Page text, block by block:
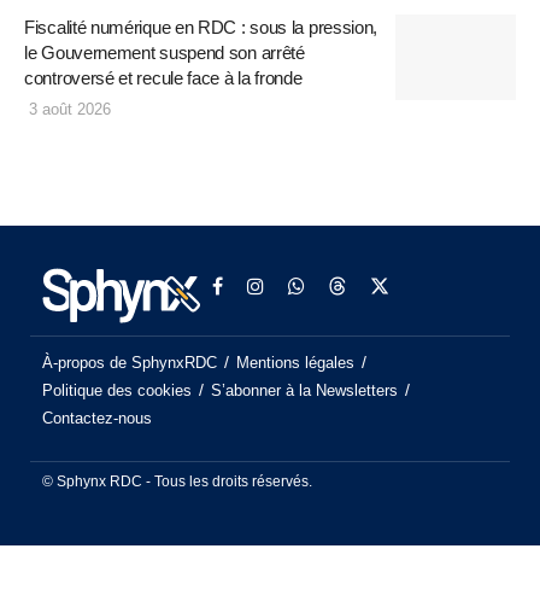
Fiscalité numérique en RDC : sous la pression,
le Gouvernement suspend son arrêté
controversé et recule face à la fronde
3 août 2026
À-propos de SphynxRDC
Mentions légales
Politique des cookies
S’abonner à la Newsletters
Contactez-nous
© Sphynx RDC - Tous les droits réservés.